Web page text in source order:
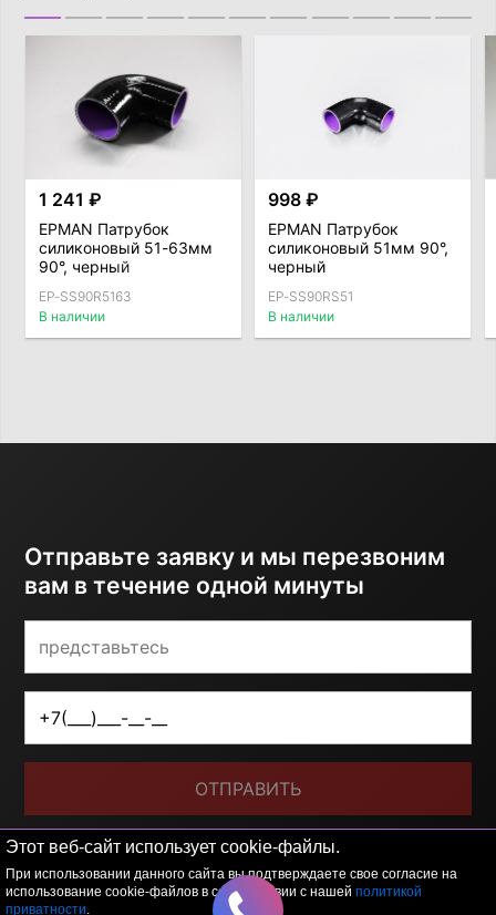
Этот веб-сайт использует cookie-файлы.
При использовании данного сайта вы подтверждаете свое согласие на
использование cookie-файлов в соответствии с нашей политикой
приватности.
1 241 ₽
EPMAN Патрубок
силиконовый 51-63мм
90°, черный
EP-SS90R5163
В наличии
998 ₽
EPMAN Патрубок
силиконовый 51мм 90°,
черный
EP-SS90RS51
В наличии
Отправьте заявку и мы перезвоним
вам в течение одной минуты
ОТПРАВИТЬ
Я принимаю условияполитики обработки
персональных данных